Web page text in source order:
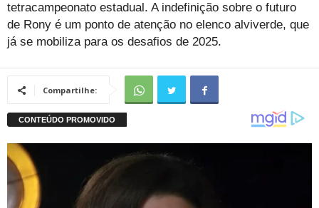
tetracampeonato estadual. A indefinição sobre o futuro
de Rony é um ponto de atenção no elenco alviverde, que
já se mobiliza para os desafios de 2025.
Compartilhe: